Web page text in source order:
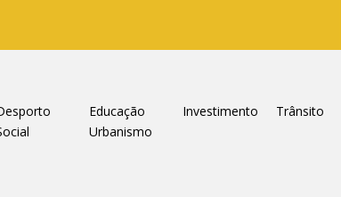
Educação Investimento
Trânsito
Urbanismo